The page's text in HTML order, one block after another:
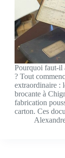
Pourquoi faut-il
? Tout
extraordinaire :
brocante à
fabrication
carton. Ces